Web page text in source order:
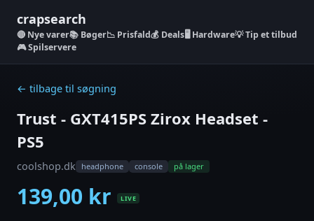
crapsearch
Nye varer📚 Bøger📉 Prisfald💰 Deals🖥️ Hardware💡 Tip et tilbud
🎮 Spilservere
← tilbage til søgning
Trust - GXT415PS Zirox Headset -
PS5
coolshop.dk headphone console på lager
139,00 kr LIVE